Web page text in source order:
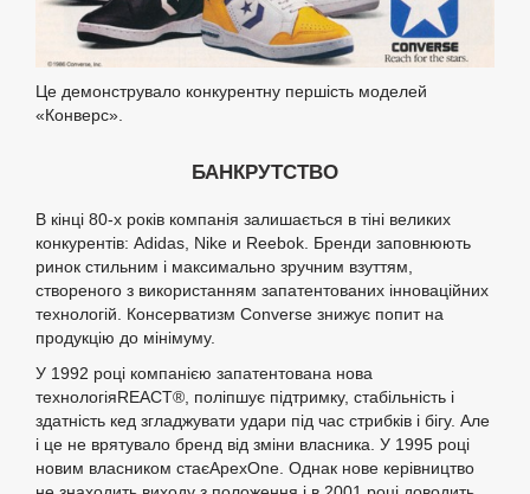
Це демонструвало конкурентну першість моделей
«Конверс».
БАНКРУТСТВО
В кінці 80-х років компанія залишається в тіні великих
конкурентів: Adidas, Nike и Reebok. Бренди заповнюють
ринок стильним і максимально зручним взуттям,
створеного з використанням запатентованих інноваційних
технологій. Консерватизм Converse знижує попит на
продукцію до мінімуму.
У 1992 році компанією запатентована нова
технологіяREACT®, поліпшує підтримку, стабільність і
здатність кед згладжувати удари під час стрибків і бігу. Але
і це не врятувало бренд від зміни власника. У 1995 році
новим власником стаєApexOne. Однак нове керівництво